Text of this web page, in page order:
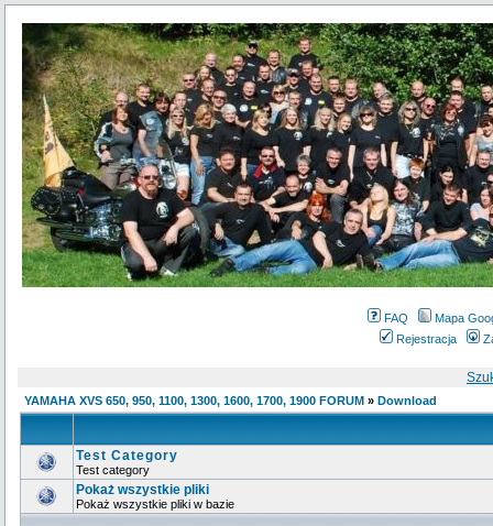
FAQ
Mapa
Rejestracja
YAMAHA XVS 650, 950, 1100, 1300, 1600, 1700, 1900 FORUM » Download
Test Category
Test category
Pokaż wszystkie pliki
Pokaż wszystkie pliki w bazie